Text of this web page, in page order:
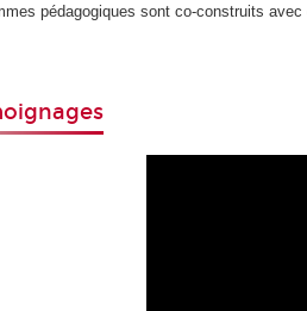
pédagogiques sont co-construits